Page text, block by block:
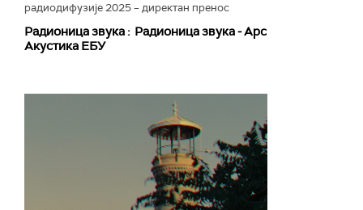
радиодифузије 2025 – директан пренос
Радионица звука : Радионица звука ‒ Арс
Акустика ЕБУ